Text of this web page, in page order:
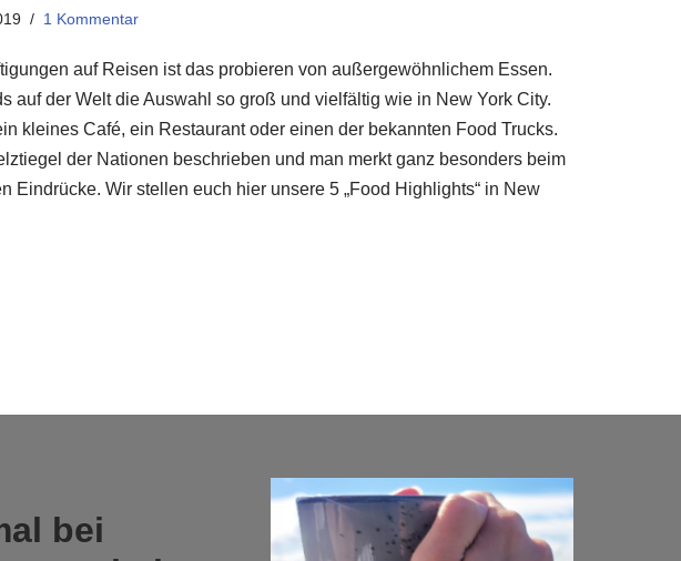
1 Kommentar
auf Reisen ist das probieren von außergewöhnlichem Essen.
auf der Welt die Auswahl so groß und vielfältig wie in New York City.
kleines Café, ein Restaurant oder einen der bekannten Food Trucks.
der Nationen beschrieben und man merkt ganz besonders beim
Eindrücke. Wir stellen euch hier unsere 5 „Food Highlights“ in New
bei